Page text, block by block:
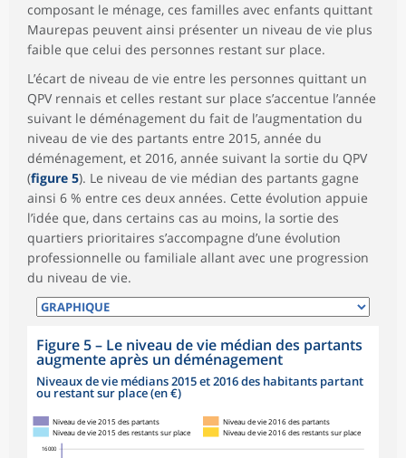
composant le ménage, ces familles avec enfants quittant
Maurepas peuvent ainsi présenter un niveau de vie plus
faible que celui des personnes restant sur place.
L’écart de niveau de vie entre les personnes quittant un
QPV rennais et celles restant sur place s’accentue l’année
suivant le déménagement du fait de l’augmentation du
niveau de vie des partants entre 2015, année du
déménagement, et 2016, année suivant la sortie du QPV
(figure 5). Le niveau de vie médian des partants gagne
ainsi 6 % entre ces deux années. Cette évolution appuie
l’idée que, dans certains cas au moins, la sortie des
quartiers prioritaires s’accompagne d’une évolution
professionnelle ou familiale allant avec une progression
du niveau de vie.
Figure 5– Le niveau de vie médian des partants
augmente après un déménagement
Niveaux de vie médians 2015 et 2016 des habitants partant
ou restant sur place (en €)
16 000
Niveau de vie 2015 des partants
Niveau de vie 2016 des partants
Niveau de vie 2015 des restants sur place
Niveau de vie 2016 des restants sur place